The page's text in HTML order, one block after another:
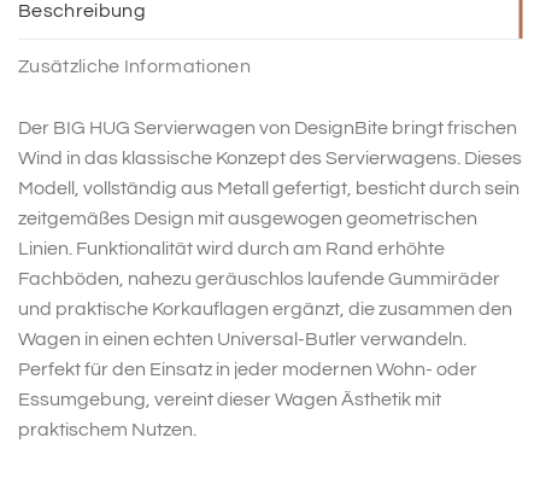
Beschreibung
Zusätzliche Informationen
Der BIG HUG Servierwagen von DesignBite bringt frischen
Wind in das klassische Konzept des Servierwagens. Dieses
Modell, vollständig aus Metall gefertigt, besticht durch sein
zeitgemäßes Design mit ausgewogen geometrischen
Linien. Funktionalität wird durch am Rand erhöhte
Fachböden, nahezu geräuschlos laufende Gummiräder
und praktische Korkauflagen ergänzt, die zusammen den
Wagen in einen echten Universal-Butler verwandeln.
Perfekt für den Einsatz in jeder modernen Wohn- oder
Essumgebung, vereint dieser Wagen Ästhetik mit
praktischem Nutzen.